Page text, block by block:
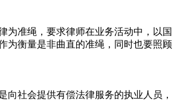
为准绳，要求律师在业务活动中，以国
为衡量是非曲直的准绳，同时也要照顾
向社会提供有偿法律服务的执业人员，